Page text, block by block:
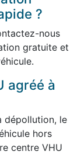
?
nous
gratuite et
agréé à
dépollution, le
hors
centre VHU